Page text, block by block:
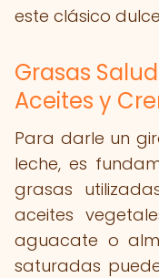
este clásico
Grasas
Aceites y
Para darle un
leche, es
grasas
aceites
aguacate o
saturadas